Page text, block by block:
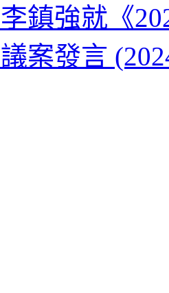
鎮強就《
案發言